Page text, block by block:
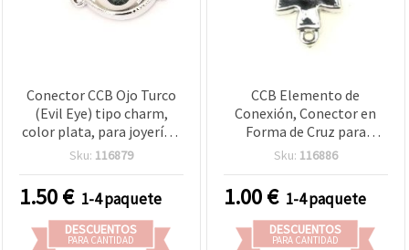
Conector CCB Ojo Turco
(Evil Eye) tipo charm,
color plata, para joyería y
bisutería hecha a mano,
Sku: 116879
1.50€ 1-4 paquete
DESCUENTOS
PARA CANTIDAD
CCB Elemento de
Conexión, Conector en
Forma de Cruz para
Bisutería, 23x16x4,5 mm,
Sku: 116886
1.00€ 1-4 paquete
DESCUENTOS
PARA CANTIDAD